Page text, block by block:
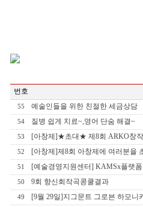
번호
55 예술인들을 위한 친절한 세금상담
54 질병 쉽게 치료~,영어 단숨 해결~
53 [아창제]★초대★ 제8회 ARKO창
52 [아창제]제8회 아창제에 여러분을
51 [예술경영지원센터] KAMSx플랫
50 9회 향신회작곡콩쿨결과
49 [9월 29일]지그문트 그로븐 하모니